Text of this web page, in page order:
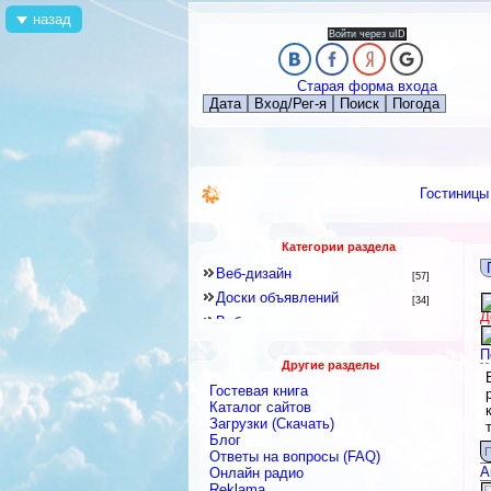
Войти через uID
Старая форма входа
Дата
Вход/Рег-я Поиск Погода
Гостиницы
Категории раздела
Веб-дизайн [57]
Доски объявлений [34]
Веб-программирование
Знакомства и Общение
Каталоги
Скрипты
Блоги
Интернет-сервисы, Интернет-
услуги
Другие разделы
Гостевая книга
Каталог сайтов
Загрузки (Скачать)
Блог
Ответы на вопросы (FAQ)
Онлайн радио
назад